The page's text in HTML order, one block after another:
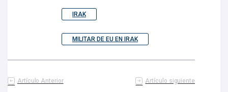
IRAK
MILITAR DE EU EN IRAK
Artículo Anterior Artículo siguiente